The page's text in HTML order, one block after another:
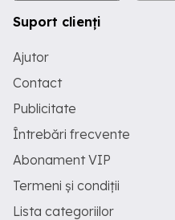
Suport clienți
Ajutor
Contact
Publicitate
Întrebări frecvente
Abonament VIP
Termeni și condiții
Lista categoriilor